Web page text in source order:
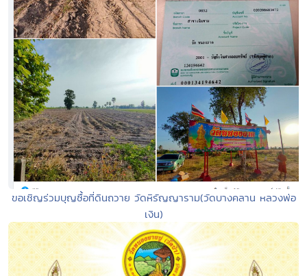
ขอเชิญร่วมบุญซื้อที่ดินถวาย วัดหิรัญญาราม(วัดบางคลาน หลวงพ่อ
เงิน)